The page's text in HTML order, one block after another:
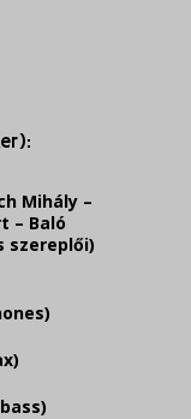
Mihály –
– Baló
szereplői)